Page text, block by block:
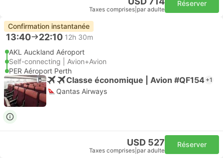
Taxes comprises par adulte
Réserver
Confirmation instantanée
13:40 22:10 12h 30m
AKL Auckland Aéroport
Self-connecting | Avion+Avion
PER Aéroport Perth
Classe économique | Avion #QF154 +1
Qantas Airways
USD 527
Taxes comprises par adulte
Réserver